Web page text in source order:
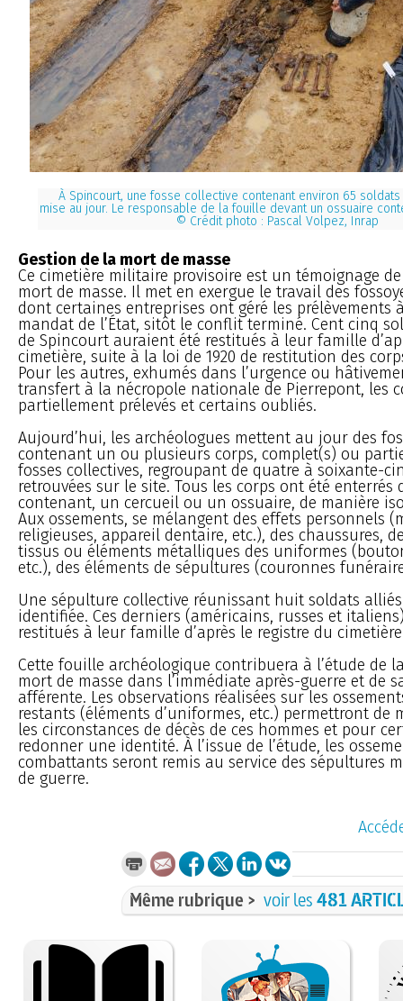
À Spincourt, une fosse collective contenant environ 65
mise au jour. Le responsable de la fouille devant un ossuaire
© Crédit photo : Pascal Volpez, Inrap
Gestion de la mort de masse
Ce cimetière militaire provisoire est un témoignage
mort de masse. Il met en exergue le travail des
dont certaines entreprises ont géré les prélèvements
mandat de l’État, sitôt le conflit terminé. Cent cinq
de Spincourt auraient été restitués à leur famille
cimetière, suite à la loi de 1920 de restitution des
Pour les autres, exhumés dans l’urgence ou
transfert à la nécropole nationale de Pierrepont, les
partiellement prélevés et certains oubliés.
Aujourd’hui, les archéologues mettent au jour des
contenant un ou plusieurs corps, complet(s) ou
fosses collectives, regroupant de quatre à soixante-
retrouvées sur le site. Tous les corps ont été enterrés
contenant, un cercueil ou un ossuaire, de manière
Aux ossements, se mélangent des effets personnels
religieuses, appareil dentaire, etc.), des chaussures,
tissus ou éléments métalliques des uniformes
etc.), des éléments de sépultures (couronnes
Une sépulture collective réunissant huit soldats
identifiée. Ces derniers (américains, russes et
restitués à leur famille d’après le registre du
Cette fouille archéologique contribuera à l’étude de
mort de masse dans l’immédiate après-guerre et de
afférente. Les observations réalisées sur les
restants (éléments d’uniformes, etc.) permettront de
les circonstances de décès de ces hommes et pour
redonner une identité. À l’issue de l’étude, les
combattants seront remis au service des sépultures
de guerre.
Même rubrique > voir les481